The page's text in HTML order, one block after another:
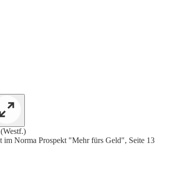
im Norma Prospekt "Mehr fürs Geld", Seite 13